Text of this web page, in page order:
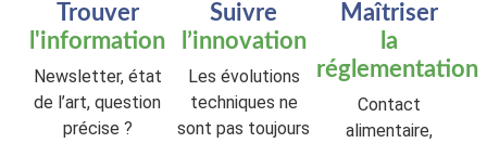
Trouver
l'information
Newsletter, état
de l’art, question
précise ?
Suivre
l’innovation
Les évolutions
techniques ne
sont pas toujours
Maîtriser
la
réglementation
Contact
alimentaire,